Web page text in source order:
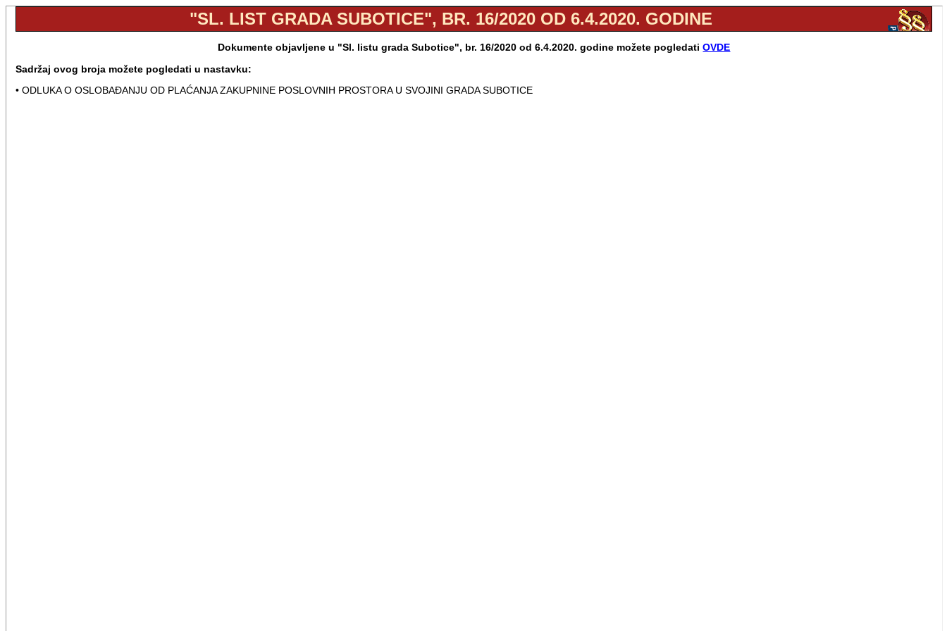
"SL. LIST GRADA SUBOTICE", BR. 16/2020 OD 6.4.2020. GODINE
Dokumente objavljene u "Sl. listu grada Subotice", br. 16/2020 od 6.4.2020. godine možete pogledatiOVDE
Sadržaj ovog broja možete pogledati u nastavku:
• ODLUKA O OSLOBAĐANJU OD PLAĆANJA ZAKUPNINE POSLOVNIH PROSTORA U SVOJINI GRADA SUBOTICE